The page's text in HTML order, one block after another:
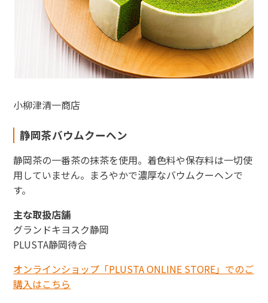
小柳津清一商店
静岡茶バウムクーヘン
静岡茶の一番茶の抹茶を使用。着色料や保存料は一切使
用していません。まろやかで濃厚なバウムクーヘンで
す。
主な取扱店舗
グランドキヨスク静岡
PLUSTA静岡待合
オンラインショップ「PLUSTA ONLINE STORE」でのご
購入はこちら